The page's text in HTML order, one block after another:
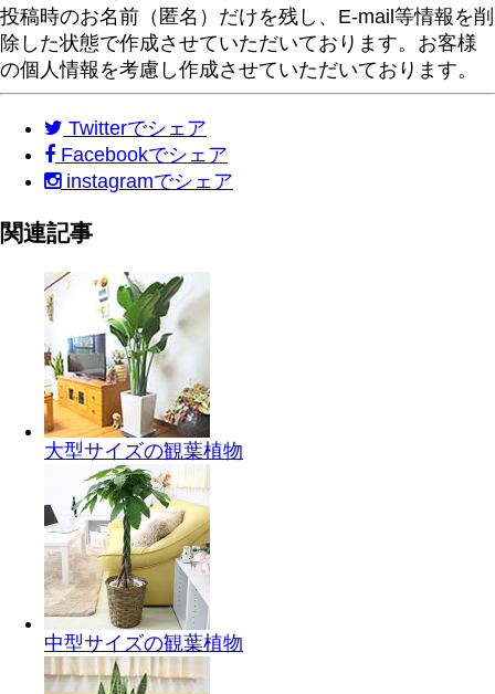
投稿時のお名前（匿名）だけを残し、E-mail等情報を削
除した状態で作成させていただいております。お客様
の個人情報を考慮し作成させていただいております。
Twitterでシェア
Facebookでシェア
instagramでシェア
関連記事
大型サイズの観葉植物
中型サイズの観葉植物